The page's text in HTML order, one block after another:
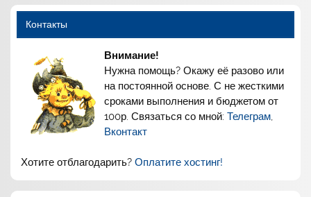
Контакты
Внимание!
Нужна помощь? Окажу её разово или
на постоянной основе. С не жесткими
сроками выполнения и бюджетом от
100р. Связаться со мной:Телеграм,
Вконтакт
Хотите отблагодарить?Оплатите хостинг!